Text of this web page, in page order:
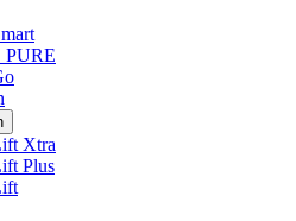
PURE
Xtra
Plus